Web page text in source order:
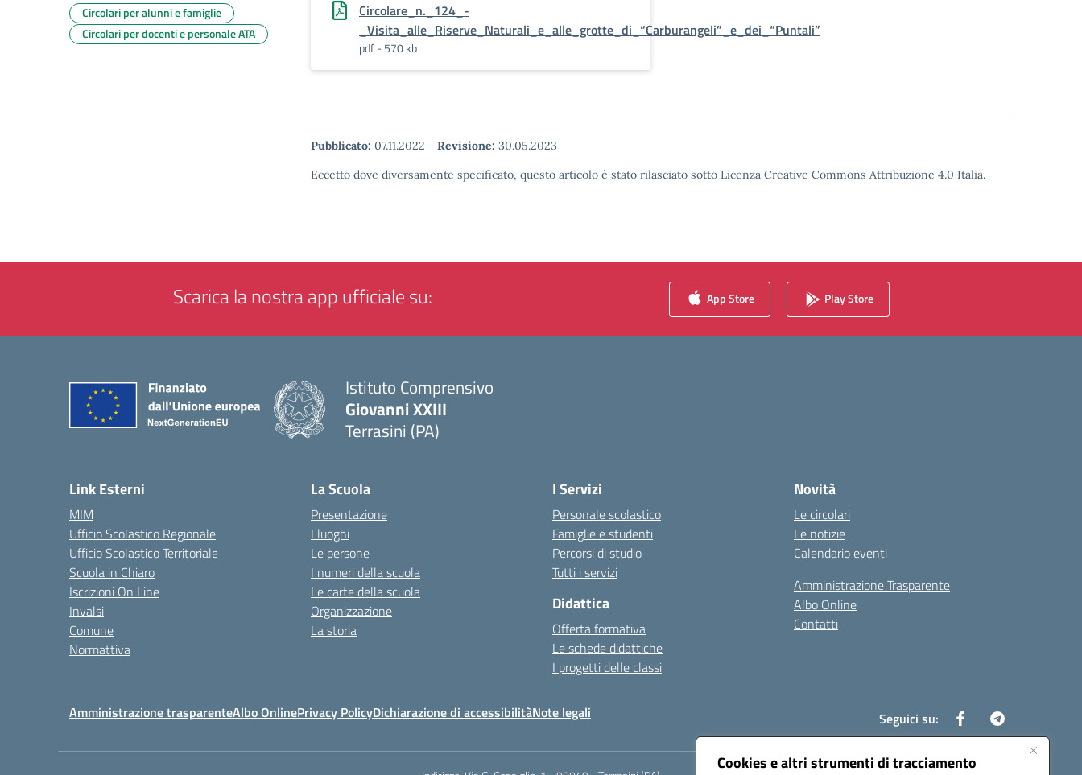
Cookies e altri strumenti di tracciamento
Circolare_n._124_-
_Visita_alle_Riserve_Naturali_e_alle_grotte_di_“Carburangeli”_e_dei_“Puntali”
pdf - 570 kb
Pubblicato: 07.11.2022 - Revisione: 30.05.2023
Eccetto dove diversamente specificato, questo articolo è stato rilasciato sotto Licenza Creative Commons Attribuzione 4.0 Italia.
Circolari per alunni e famiglie
Circolari per docenti e personale ATA
Scarica la nostra app ufficiale su: App Store Play Store
Istituto Comprensivo
Giovanni XXIII
Terrasini (PA)
Link Esterni
MIM
Ufficio Scolastico Regionale
Ufficio Scolastico Territoriale
Scuola in Chiaro
Iscrizioni On Line
Invalsi
Comune
Normattiva
La Scuola
Presentazione
I luoghi
Le persone
I numeri della scuola
Le carte della scuola
Organizzazione
La storia
I Servizi
Personale scolastico
Famiglie e studenti
Percorsi di studio
Tutti i servizi
Didattica
Offerta formativa
Le schede didattiche
I progetti delle classi
Novità
Le circolari
Le notizie
Calendario eventi
Amministrazione Trasparente
Albo Online
Contatti
Amministrazione trasparenteAlbo OnlinePrivacy PolicyDichiarazione di accessibilitàNote legali Seguici su: